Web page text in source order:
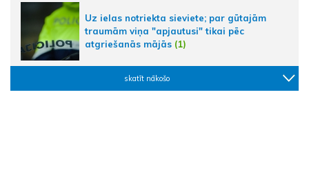
Uz ielas notriekta sieviete; par gūtajām
traumām viņa "apjautusi" tikai pēc
atgriešanās mājās (1)
skatīt nākošo